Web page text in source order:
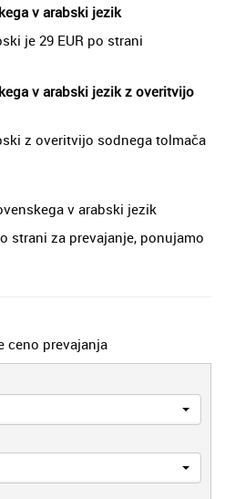
v arabski jezik
je 29 EUR po strani
v arabski jezik z overitvijo
z overitvijo sodnega tolmača
v arabski jezik
strani za prevajanje, ponujamo
ceno prevajanja